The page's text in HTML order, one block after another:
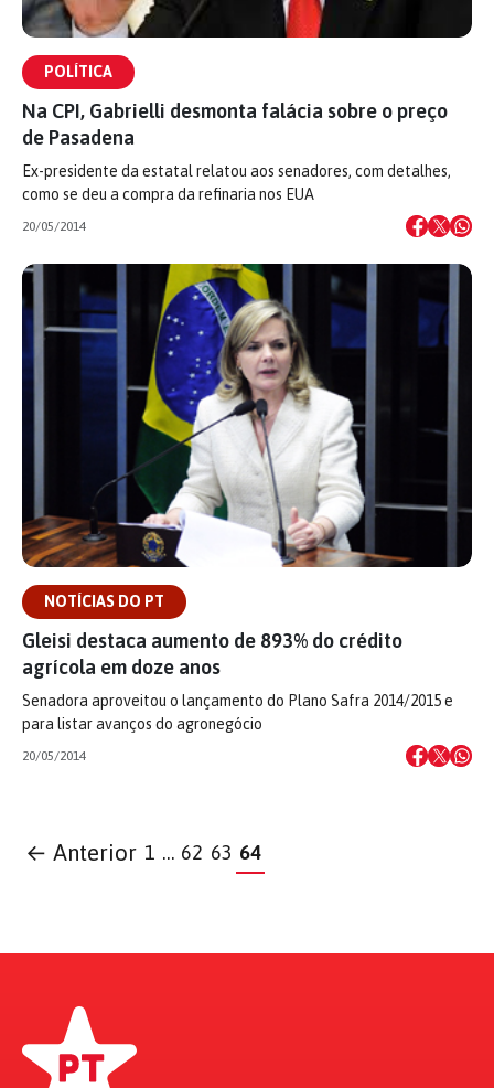
POLÍTICA
Na CPI, Gabrielli desmonta falácia sobre o preço
de Pasadena
Ex-presidente da estatal relatou aos senadores, com detalhes,
como se deu a compra da refinaria nos EUA
20/05/2014
NOTÍCIAS DO PT
Gleisi destaca aumento de 893% do crédito
agrícola em doze anos
Senadora aproveitou o lançamento do Plano Safra 2014/2015 e
para listar avanços do agronegócio
20/05/2014
← Anterior 1 … 62 63 64